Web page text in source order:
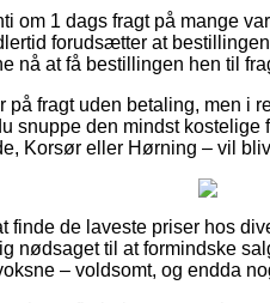
om 1 dags fragt på mange
forudsætter at
nå at få bestillingen hen til
på fragt uden betaling, men i
snuppe den mindst
Korsør eller Hørning – vil
finde de laveste priser hos
nødsaget til at formindske
– voldsomt, og endda